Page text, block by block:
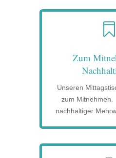

Zum
Unseren
zum Mitnehmen.
nachhaltiger